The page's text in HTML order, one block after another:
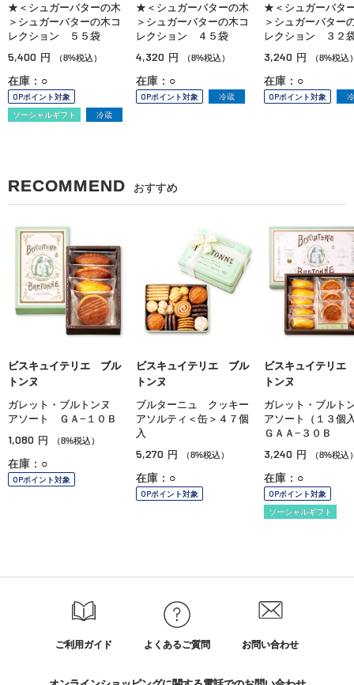
★＜シュガーバターの木
＞シュガーバターの木コ
レクション ５５袋
5,400 円 （8%税込）
在庫：○
OPポイント対象
ソーシャルギフト
冷蔵
★＜シュガーバターの木
＞シュガーバターの木コ
レクション ４５袋
4,320 円 （8%税込）
在庫：○
OPポイント対象 冷蔵
★＜シュガーバタ
＞シュガーバター
レクション ３２
3,240 円 （8%税込
在庫：○
OPポイント対象
RECOMMEND おすすめ
ビスキュイテリエ ブル
トンヌ
ガレット・ブルトンヌ
アソート ＧＡ−１０Ｂ
1,080 円 （8%税込）
在庫：○
OPポイント対象
ビスキュイテリエ ブル
トンヌ
ブルターニュ クッキー
アソルティ＜缶＞４７個
入
5,270 円 （8%税込）
在庫：○
OPポイント対象
ビスキュイテリ
トンヌ
ガレット・ブル
アソート（１３個
ＧＡＡ−３０Ｂ
3,240 円 （8%税込
在庫：○
OPポイント対象
ソーシャルギフト
ご利用ガイド よくあるご質問 お問い合わせ